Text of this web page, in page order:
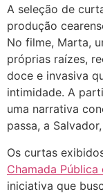
A seleção de
produção
No filme, Marta,
próprias raízes,
doce e invasiva
intimidade. A
uma narrativa
passa, a
Os curtas
Chamada
iniciativa que